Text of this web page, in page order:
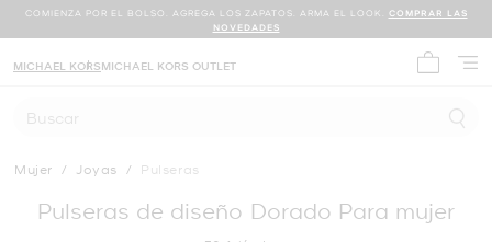
COMIENZA POR EL BOLSO. AGREGA LOS ZAPATOS. ARMA EL LOOK. COMPRAR LAS
NOVEDADES
MICHAEL KORSMICHAEL KORS OUTLET
Buscar
Mujer / Joyas / Pulseras
Pulseras de diseño Dorado Para mujer